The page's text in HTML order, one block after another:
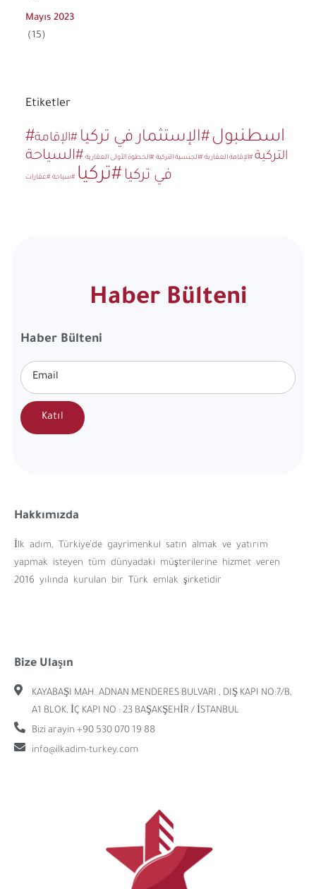
Mayıs 2023
(15)
Etiketler
#اسطنبول #الإستثمار في تركيا #الإقامة
التركية #الإقامة العقارية #الجنسية التركية #الخطوة الأولى العقارية #السياحة
في تركيا #تركيا #سياحة #عقارات
Haber Bülteni
Haber Bülteni
Katıl
Hakkımızda
İlk adım, Türkiye’de gayrimenkul satın almak ve yatırım
yapmak isteyen tüm dünyadaki müşterilerine hizmet veren
2016 yılında kurulan bir Türk emlak şirketidir
Bize Ulaşın
KAYABAŞI MAH. ADNAN MENDERES BULVARI , DIŞ KAPI NO:7/B,
A1 BLOK, İÇ KAPI NO : 23 BAŞAKŞEHİR / İSTANBUL
Bizi arayin +90 530 070 19 88
info@ilkadim-turkey.com